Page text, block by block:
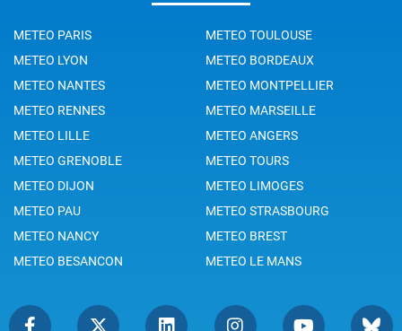
METEO PARIS
METEO TOULOUSE
METEO LYON
METEO BORDEAUX
METEO NANTES
METEO MONTPELLIER
METEO RENNES
METEO MARSEILLE
METEO LILLE
METEO ANGERS
METEO GRENOBLE
METEO TOURS
METEO DIJON
METEO LIMOGES
METEO PAU
METEO STRASBOURG
METEO NANCY
METEO BREST
METEO BESANCON
METEO LE MANS